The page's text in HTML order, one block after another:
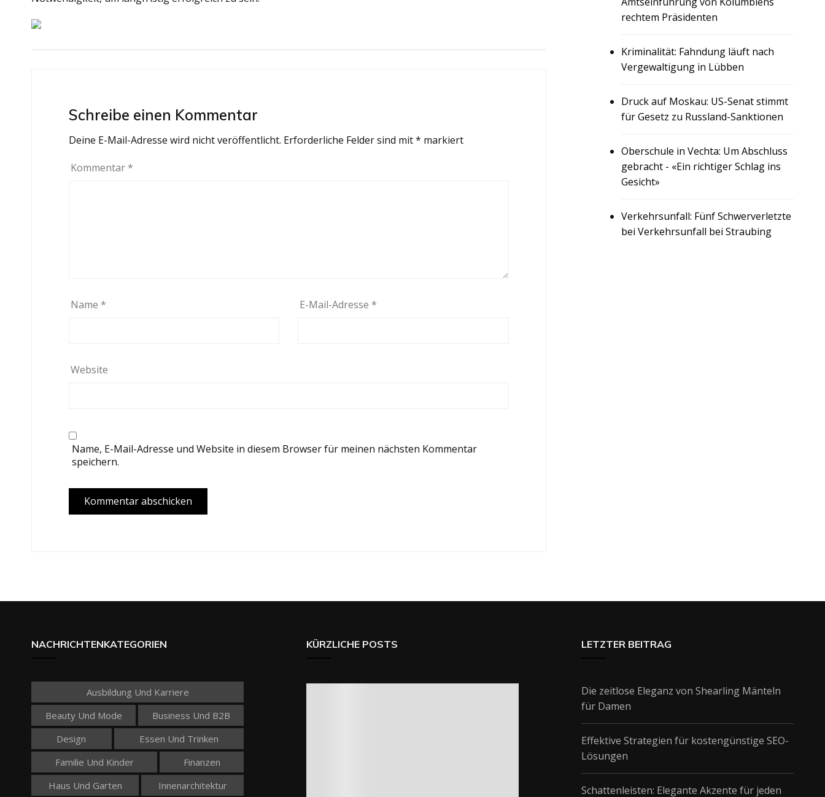
Schreibe einen Kommentar
Deine E-Mail-Adresse wird nicht veröffentlicht. Erforderliche Felder sind mit* markiert
Kommentar*
Name * E-Mail-Adresse*
Website
Name, E-Mail-Adresse und Website in diesem Browser für meinen nächsten Kommentar
speichern.
rechtem Präsidenten
Kriminalität: Fahndung läuft nach
Vergewaltigung in Lübben
Druck auf Moskau: US-Senat stimmt
für Gesetz zu Russland-Sanktionen
Oberschule in Vechta: Um Abschluss
gebracht - «Ein richtiger Schlag ins
Gesicht»
Verkehrsunfall: Fünf Schwerverletzte
bei Verkehrsunfall bei Straubing
NACHRICHTENKATEGORIEN
Ausbildung Und Karriere
Beauty Und Mode
Business Und B2B
Design
Essen Und Trinken
Familie Und Kinder
Finanzen
Haus Und Garten
Innenarchitektur
KÜRZLICHE POSTS LETZTER BEITRAG
Die zeitlose Eleganz von Shearling Mänteln
für Damen
Effektive Strategien für kostengünstige SEO-
Lösungen
Schattenleisten: Elegante Akzente für jeden